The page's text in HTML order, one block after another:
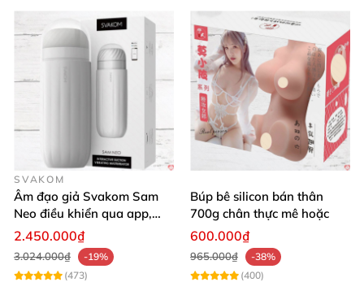
SVAKOM
Âm đạo giả Svakom Sam
Neo điều khiển qua app,
webcam tương tác, trải
nghiệm thực tế
2.450.000₫
3.024.000₫
-19%
(473)
Búp bê silicon bán thân
700g chân thực mê hoặc
600.000₫
965.000₫
-38%
(400)